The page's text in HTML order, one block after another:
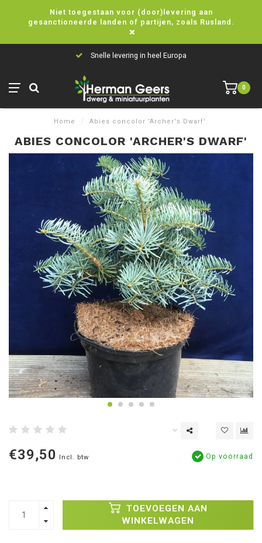
Niet toegestaan voor (door)levering aan
gesanctioneerde landen of partijen, zoals Rusland.
Snelle levering in heel Europa
0
Home / Abies concolor 'Archer's Dwarf'
ABIES CONCOLOR 'ARCHER'S DWARF'
€39,50 Incl. btw Op voorraad
TOEVOEGEN AAN
WINKELWAGEN